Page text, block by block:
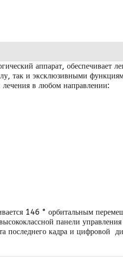
аппарат, обеспечивает
так и эксклюзивными
лечения в любом направлении:
146 ° орбитальным
панели
последнего кадра и цифровой